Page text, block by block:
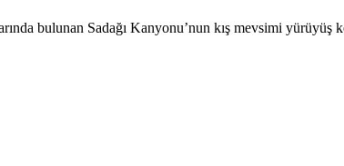
bulunan Sadağı Kanyonu’nun kış mevsimi yürüyüş